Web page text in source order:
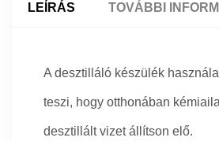
LEÍRÁS TOVÁBBI
A desztilláló készülék
teszi, hogy otthonában
desztillált vizet állítson elő.